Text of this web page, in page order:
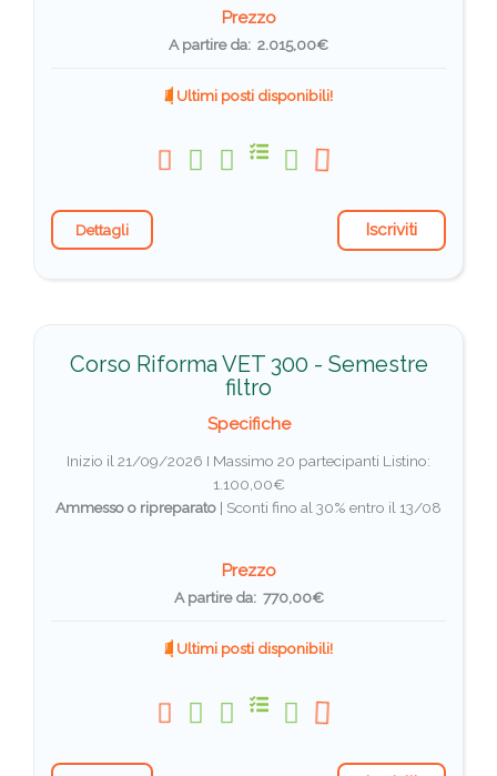
Prezzo
A partire da: 2.015,00€
Ultimi posti disponibili!
Dettagli Iscriviti
Corso Riforma VET 300 - Semestre
filtro
Specifiche
Inizio il 21/09/2026 I Massimo 20 partecipanti Listino:
1.100,00€
Ammesso o ripreparato | Sconti fino al 30% entro il 13/08
Prezzo
A partire da: 770,00€
Ultimi posti disponibili!